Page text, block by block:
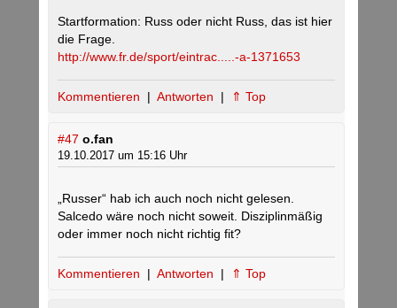
Startformation: Russ oder nicht Russ, das ist hier
die Frage.
http://www.fr.de/sport/eintrac.....-a-1371653
Kommentieren | Antworten | ⇑ Top
#47 o.fan
19.10.2017 um 15:16 Uhr
„Russer“ hab ich auch noch nicht gelesen.
Salcedo wäre noch nicht soweit. Disziplinmäßig
oder immer noch nicht richtig fit?
Kommentieren | Antworten | ⇑ Top